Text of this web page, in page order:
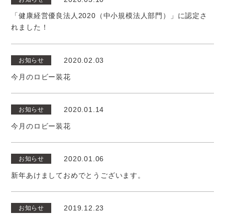
「健康経営優良法人2020（中小規模法人部門）」に認定さ
れました！
お知らせ 2020.02.03
今月のロビー装花
お知らせ 2020.01.14
今月のロビー装花
お知らせ 2020.01.06
新年あけましておめでとうございます。
お知らせ 2019.12.23